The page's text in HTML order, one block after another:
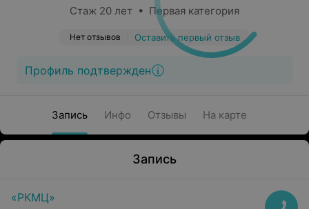
Стаж 20 лет • Первая категория
Нет отзывов Оставить первый отзыв
Профиль подтвержден
Запись Инфо Отзывы На карте
Запись
«РКМЦ»